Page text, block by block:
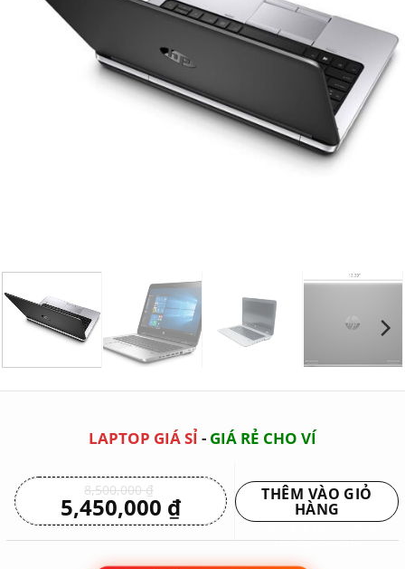
LAPTOP GIÁ SỈ - GIÁ RẺ CHO VÍ
8,500,000₫
gốc
là:
8,500,000 ₫.
5,450,000 ₫Giá
tại
là:
THÊM VÀO GIỎ
HÀNG
Giao hàng tận nơi hoặc
nhận tại siêu thị